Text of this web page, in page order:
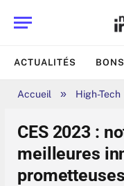
ACTUALITÉS
Accueil » High-Tech
CES 2023 :
meilleures